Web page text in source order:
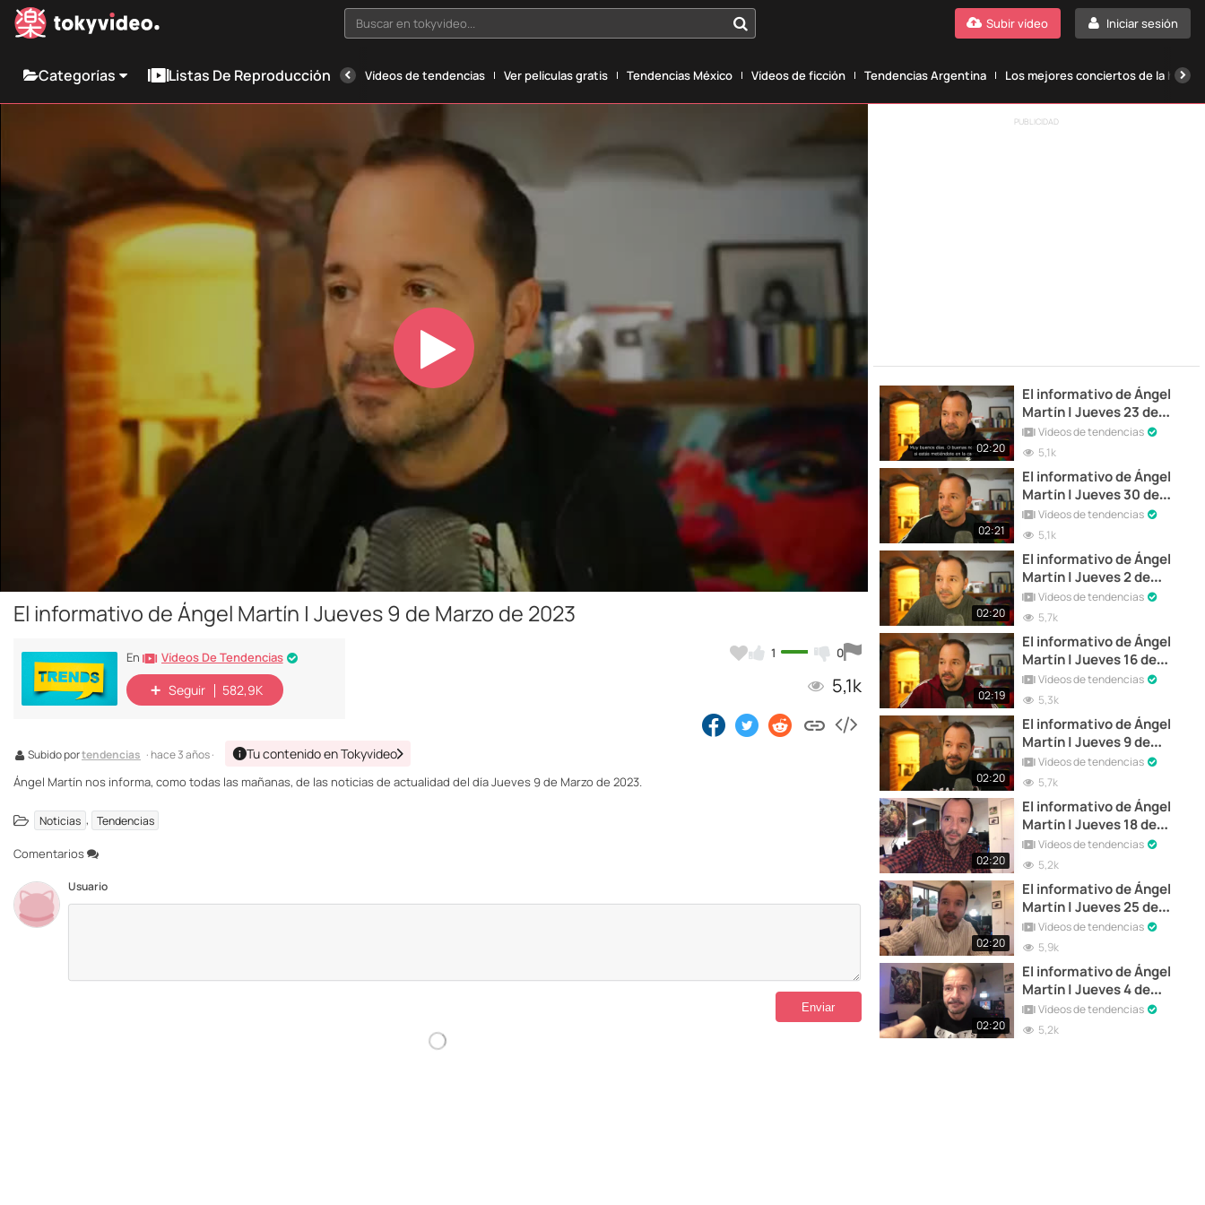
Buscar en tokyvideo... Iniciar sesión
Subir vídeo
Categorías Listas De Reproducción Vídeos de tendencias Ver películas gratis Tendencias México Vídeos de ficción Tendencias Argentina Los mejores conciertos de la
Play
Video
El informativo de Ángel Martín | Jueves 9 de Marzo de 2023
1 0
5,1k
En Vídeos De Tendencias
Seguir 582,9K
Subido portendencias · hace 3 años · Tu contenido en Tokyvideo
Ángel Martín nos informa, como todas las mañanas, de las noticias de actualidad del día Jueves 9 de Marzo de 2023.
Noticias , Tendencias
Comentarios
Usuario
PUBLICIDAD
02:20
El informativo de Ángel
Martín | Jueves 23 de
Marzo de 2023
Vídeos de tendencias
5,1k
02:21
El informativo de Ángel
Martín | Jueves 30 de
Marzo de 2023
Vídeos de tendencias
5,1k
02:20
El informativo de Ángel
Martín | Jueves 2 de
Marzo de 2023
Vídeos de tendencias
5,7k
02:19
El informativo de Ángel
Martín | Jueves 16 de
Marzo de 2023
Vídeos de tendencias
5,3k
02:20
El informativo de Ángel
Martín | Jueves 9 de
Enero de 2023
Vídeos de tendencias
5,7k
02:20
El informativo de Ángel
Martín | Jueves 18 de
Marzo de 2021
Vídeos de tendencias
5,2k
02:20
El informativo de Ángel
Martín | Jueves 25 de
Marzo de 2021
Vídeos de tendencias
5,9k
02:20
El informativo de Ángel
Martín | Jueves 4 de
Marzo de 2021
Vídeos de tendencias
5,2k